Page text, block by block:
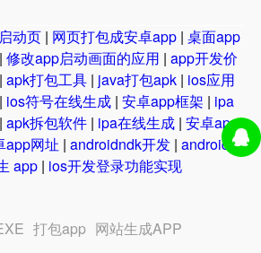
动页 | 网页打包成安卓app | 桌面app
| 修改app启动画面的应用 | app开发价
| apk打包工具 | java打包apk | ios应用
| ios符号在线生成 | 安卓app框架 | ipa
| apk拆包软件 | ipa在线生成 | 安卓app
app网址 | androidndk开发 | android
app | ios开发登录功能实现
打包app 网站生成APP